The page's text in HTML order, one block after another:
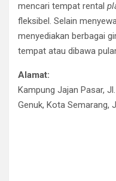
mencari tempat rental
fleksibel. Selain
menyediakan berbagai
tempat atau dibawa
Alamat:
Kampung Jajan Pasar,
Genuk, Kota Semarang,